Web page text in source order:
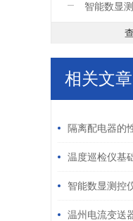
智能数显
相关文章
隔离配电器的
温度巡检仪基
智能数显测控
温州电流变送